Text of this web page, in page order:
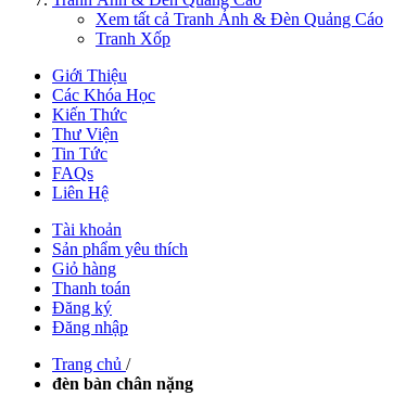
Xem tất cả Tranh Ảnh & Đèn Quảng Cáo
Tranh Xốp
Giới Thiệu
Các Khóa Học
Kiến Thức
Thư Viện
Tin Tức
FAQs
Liên Hệ
Tài khoản
Sản phẩm yêu thích
Giỏ hàng
Thanh toán
Đăng ký
Đăng nhập
Trang chủ /
đèn bàn chân nặng